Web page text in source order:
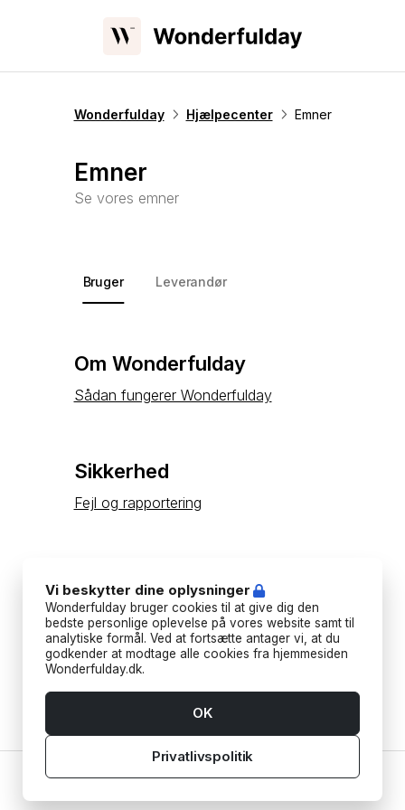
Wonderfulday Hjælpecenter Emner
Emner
Se vores emner
Bruger Leverandør
Om Wonderfulday
Sådan fungerer Wonderfulday
Sikkerhed
Fejl og rapportering
Oprettelse af konto
Vi beskytter dine oplysninger
Wonderfulday bruger cookies til at give dig den
bedste personlige oplevelse på vores website samt til
analytiske formål. Ved at fortsætte antager vi, at du
godkender at modtage alle cookies fra hjemmesiden
Wonderfulday.dk.
Privatlivspolitik
OK